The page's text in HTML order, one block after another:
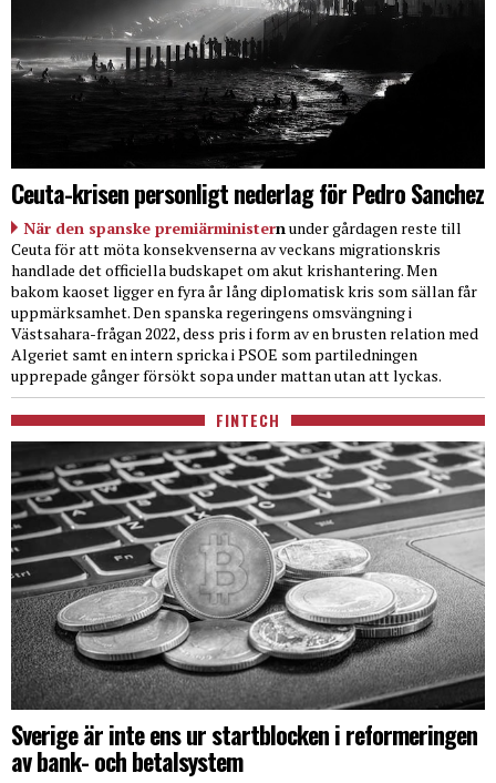
Ceuta-krisen personligt nederlag för Pedro Sanchez
När den spanske premiärministernunder gårdagen reste till
Ceuta för att möta konsekvenserna av veckans migrationskris
handlade det officiella budskapet om akut krishantering. Men
bakom kaoset ligger en fyra år lång diplomatisk kris som sällan får
uppmärksamhet. Den spanska regeringens omsvängning i
Västsahara-frågan 2022, dess pris i form av en brusten relation med
Algeriet samt en intern spricka i PSOE som partiledningen
upprepade gånger försökt sopa under mattan utan att lyckas.
FINTECH
Sverige är inte ens ur startblocken i reformeringen
av bank- och betalsystem